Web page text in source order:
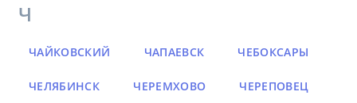
Ч
ЧАЙКОВСКИЙ ЧАПАЕВСК ЧЕБОКСАРЫ
ЧЕЛЯБИНСК ЧЕРЕМХОВО ЧЕРЕПОВЕЦ